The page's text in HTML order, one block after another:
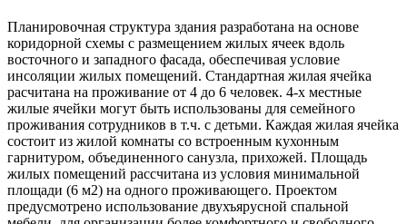
Планировочная структура здания разработана на основе
коридорной схемы с размещением жилых ячеек вдоль
восточного и западного фасада, обеспечивая условие
инсоляции жилых помещений. Стандартная жилая ячейка
расчитана на проживание от 4 до 6 человек. 4-х местные
жилые ячейки могут быть использованы для семейного
проживания сотрудников в т.ч. с детьми. Каждая жилая ячейка
состоит из жилой комнаты со встроенным кухонным
гарнитуром, объединенного санузла, прихожей. Площадь
жилых помещений рассчитана из условия минимальной
площади (6 м2) на одного проживающего. Проектом
предусмотрено использование двухъярусной спальной